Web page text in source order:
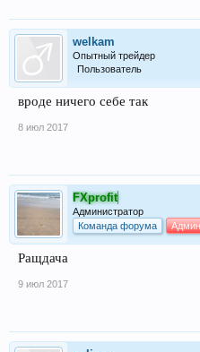
welkam
Опытный трейдер
Пользователь
вроде ничего себе так
8 июл 2017
FXprofit
Администратор
Команда форума
Ращдача
9 июл 2017